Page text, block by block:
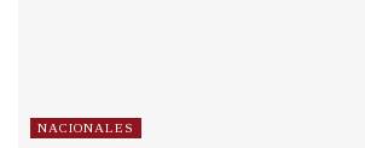
NACIONALES